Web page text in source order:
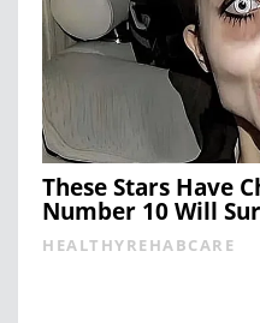
These Stars Have
Number 10 Will
HEALTHYREHABCARE